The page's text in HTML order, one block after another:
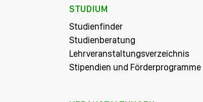
STUDIUM
Studienfinder
Studienberatung
Lehrveranstaltungsverzeichnis
Stipendien und Förderprogramme